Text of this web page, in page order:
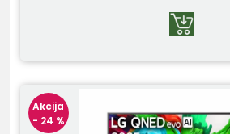
Akcija
- 24 %